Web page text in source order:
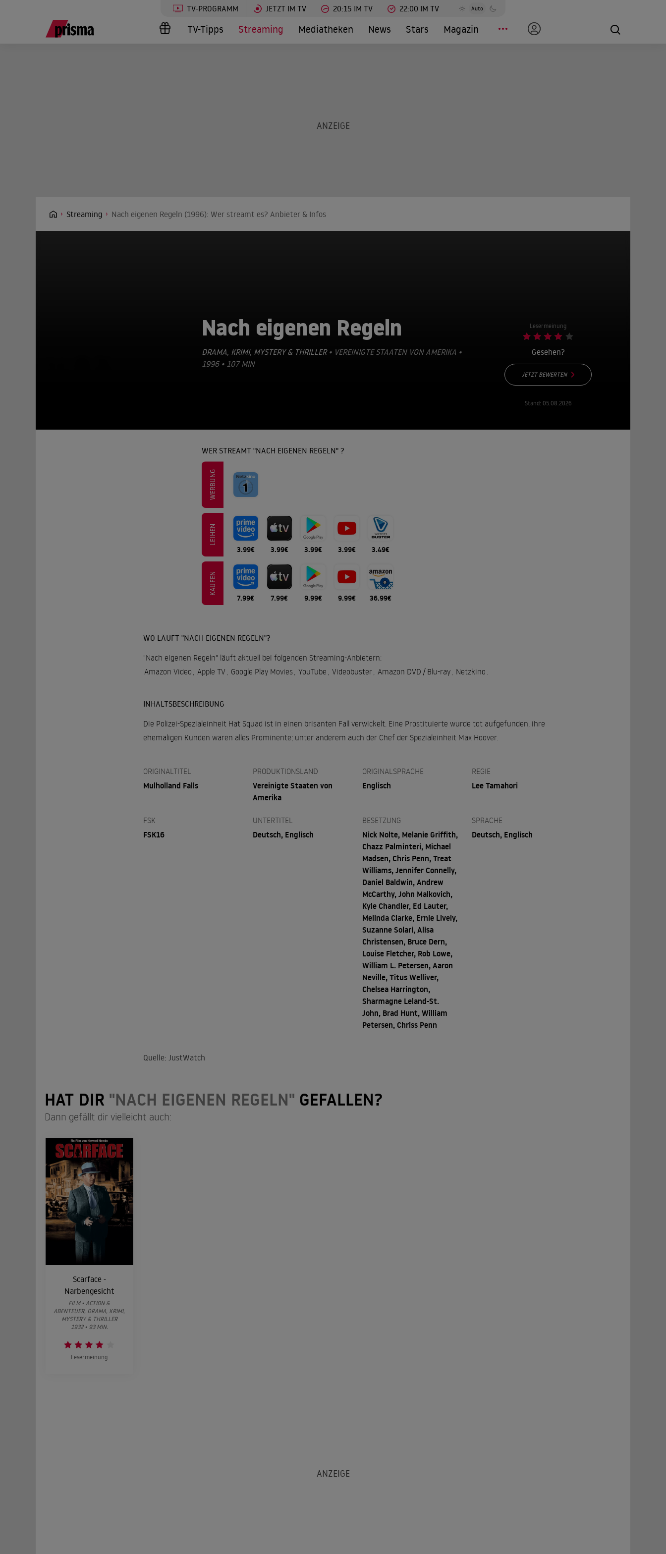
TV-PROGRAMM JETZT IM TV 20:15 IM TV 22:00 IM TV Auto
TV-Tipps Streaming Mediatheken News Stars Magazin
Streaming Nach eigenen Regeln (1996): Wer streamt es? Anbieter & Infos
Nach eigenen Regeln
DRAMA, KRIMI, MYSTERY & THRILLER• VEREINIGTE STAATEN VON AMERIKA •
1996 • 107 MIN
Lesermeinung
Gesehen?
JETZT BEWERTEN
Stand: 05.08.2026
WER STREAMT "NACH EIGENEN REGELN" ?
WERBUNG
LEIHEN
3.99€ 3.99€ 3.99€ 3.99€ 3.49€
KAUFEN
7.99€ 7.99€ 9.99€ 9.99€ 36.99€
WO LÄUFT "NACH EIGENEN REGELN"?
"Nach eigenen Regeln" läuft aktuell bei folgenden Streaming-Anbietern:
Amazon Video , Apple TV, Google Play Movies, YouTube , Videobuster, Amazon DVD / Blu-ray, Netzkino .
INHALTSBESCHREIBUNG
Die Polizei-Spezialeinheit Hat Squad ist in einen brisanten Fall verwickelt. Eine Prostituierte wurde tot aufgefunden, ihre
ehemaligen Kunden waren alles Prominente; unter anderem auch der Chef der Spezialeinheit Max Hoover.
ORIGINALTITEL
Mulholland Falls
PRODUKTIONSLAND
Vereinigte Staaten von
Amerika
ORIGINALSPRACHE
Englisch
REGIE
Lee Tamahori
FSK
FSK16
UNTERTITEL
Deutsch, Englisch
BESETZUNG
Nick Nolte, Melanie Griffith,
Chazz Palminteri, Michael
Madsen, Chris Penn, Treat
Williams, Jennifer Connelly,
Daniel Baldwin, Andrew
McCarthy, John Malkovich,
Kyle Chandler, Ed Lauter,
Melinda Clarke, Ernie Lively,
Suzanne Solari, Alisa
Christensen, Bruce Dern,
Louise Fletcher, Rob Lowe,
William L. Petersen, Aaron
Neville, Titus Welliver,
Chelsea Harrington,
Sharmagne Leland-St.
John, Brad Hunt, William
Petersen, Chriss Penn
SPRACHE
Deutsch, Englisch
Quelle: JustWatch
HAT DIR "NACH EIGENEN REGELN" GEFALLEN?
Dann gefällt dir vielleicht auch:
Scarface -
Narbengesicht
FILM • ACTION &
ABENTEUER, DRAMA, KRIMI,
MYSTERY & THRILLER
1932 • 93 MIN.
Lesermeinung